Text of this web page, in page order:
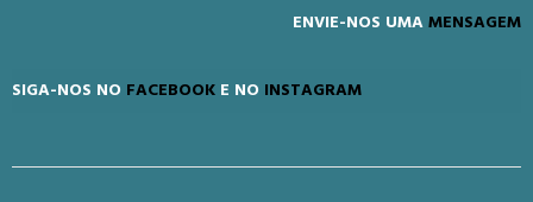
ENVIE-NOS UMAMENSAGEM
SIGA-NOS NO FACEBOOK E NO INSTAGRAM